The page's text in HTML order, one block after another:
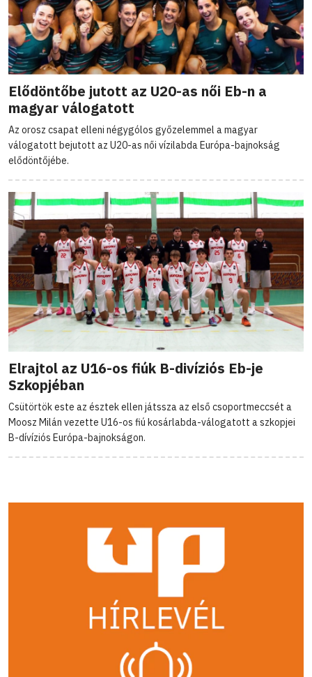
Elődöntőbe jutott az U20-as női Eb-n a
magyar válogatott
Az orosz csapat elleni négygólos győzelemmel a magyar
válogatott bejutott az U20-as női vízilabda Európa-bajnokság
elődöntőjébe.
Elrajtol az U16-os fiúk B-divíziós Eb-je
Szkopjéban
Csütörtök este az észtek ellen játssza az első csoportmeccsét a
Moosz Milán vezette U16-os fiú kosárlabda-válogatott a szkopjei
B-dívíziós Európa-bajnokságon.